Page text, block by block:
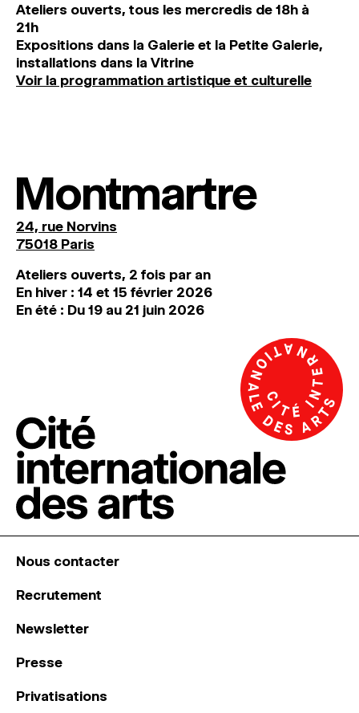
Ateliers ouverts, tous les mercredis de 18h à
21h
Expositions dans la Galerie et la Petite Galerie,
installations dans la Vitrine
Voir la programmation artistique et culturelle
Montmartre
24, rue Norvins
75018 Paris
Ateliers ouverts, 2 fois par an
En hiver : 14 et 15 février 2026
En été : Du 19 au 21 juin 2026
Nous contacter
Recrutement
Newsletter
Presse
Privatisations